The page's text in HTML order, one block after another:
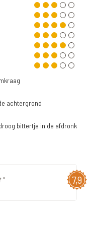
achtergrond
bittertje in de afdronk
7,9
"